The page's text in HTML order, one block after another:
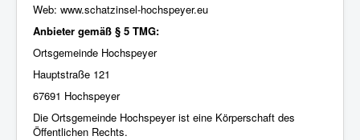
Hochspeyer
Web: www.schatzinsel-hochspeyer.eu
Anbieter gemäß § 5 TMG:
Ortsgemeinde Hochspeyer
Hauptstraße 121
67691 Hochspeyer
Die Ortsgemeinde Hochspeyer ist eine Körperschaft des
Öffentlichen Rechts.